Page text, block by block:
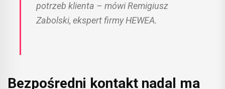
potrzeb klienta – mówi Remigiusz
Zabolski, ekspert firmy HEWEA.
Bezpośredni kontakt nadal ma